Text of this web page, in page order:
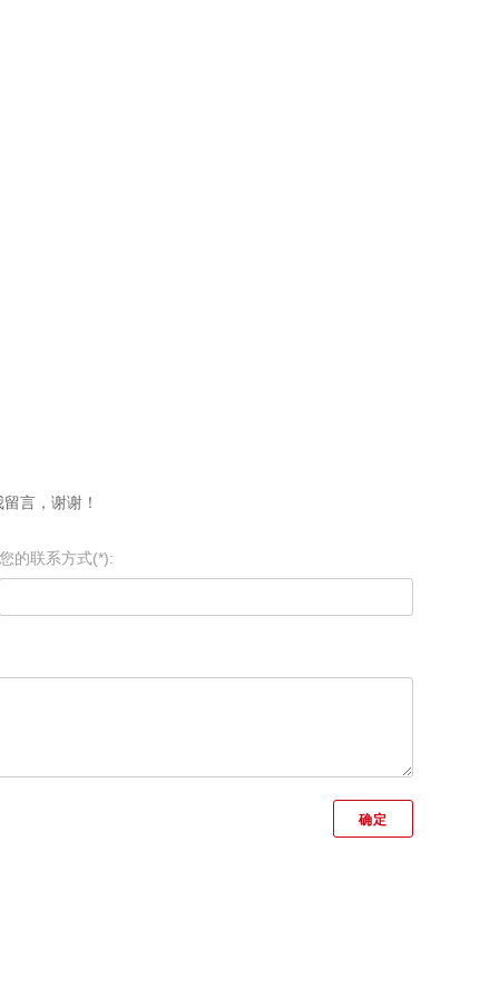
言，谢谢！
您的联系方式(*):